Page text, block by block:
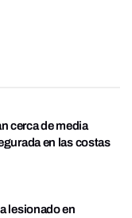
cerca de media
en las costas
lesionado en